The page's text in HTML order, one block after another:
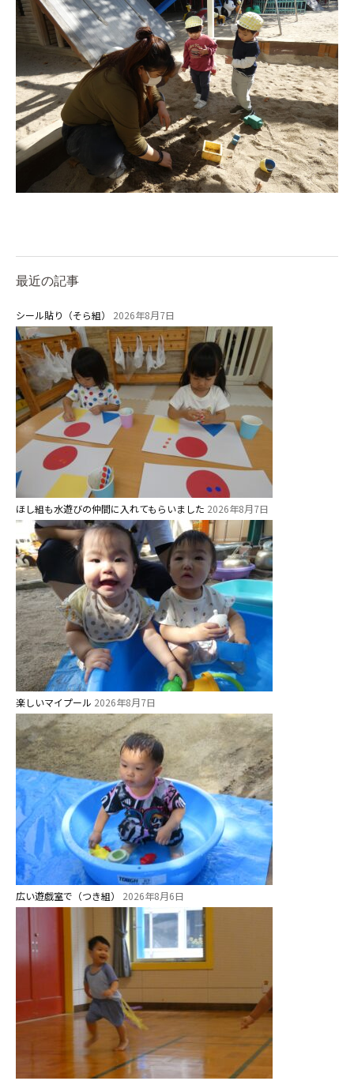
最近の記事
シール貼り（そら組） 2026年8月7日
ほし組も水遊びの仲間に入れてもらいました 2026年8月7日
楽しいマイプール 2026年8月7日
広い遊戯室で（つき組） 2026年8月6日
教育と保育
美⽊多幼稚園の理想
園の1⽇
年間⾏事
預かり保育［ヒラソル ]
美⽊多チコスブログ
未就園児クラス
0歳親子登園［マカロンクラス ]
1歳・2歳親子登園［マリポサクラ
ス ]
2歳児ひとり登園［ゆず組 ]
グループ施設・
関係先リンク
学校法⼈鴨⾕学園 鳳幼稚園
学校法⼈諏訪森学園 諏訪森幼稚
園
⼤阪府私⽴幼稚園連盟
社会福祉法人野田福祉会